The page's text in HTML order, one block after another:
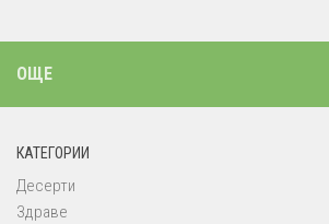
ОЩЕ
КАТЕГОРИИ
Десерти
Здраве